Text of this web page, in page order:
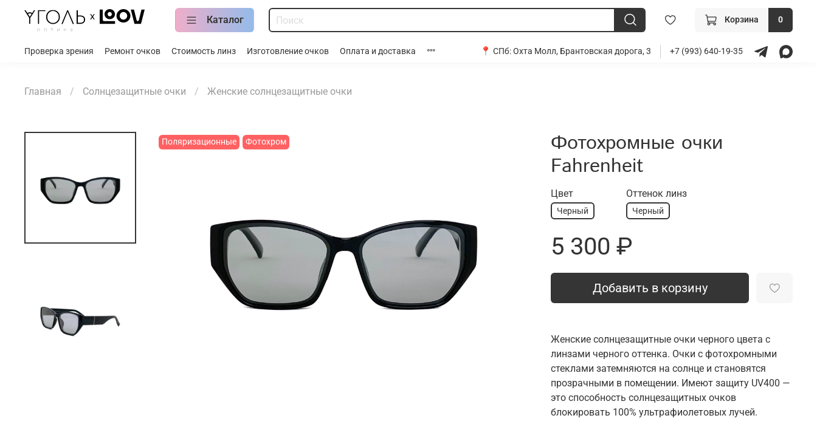
Каталог Корзина 0
Проверка зрения Ремонт очков Стоимость линз Изготовление очков Оплата и доставка 📍 СПб:Охта Молл, Брантовская дорога, 3 +7 (993) 640-19-35
Главная Солнцезащитные очки Женские солнцезащитные очки
Поляризационные Фотохром
Фотохромные очки
Fahrenheit
Цвет
Черный
Оттенок линз
Черный
5 300 ₽
Добавить в корзину
Женские солнцезащитные очки черного цвета с
линзами черного оттенка. Очки с фотохромными
стеклами затемняются на солнце и становятся
прозрачными в помещении. Имеют защиту UV400 —
это способность солнцезащитных очков
блокировать 100% ультрафиолетовых лучей.